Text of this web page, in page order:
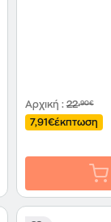
Αρχική :22,90€
7,91€έκπτωση